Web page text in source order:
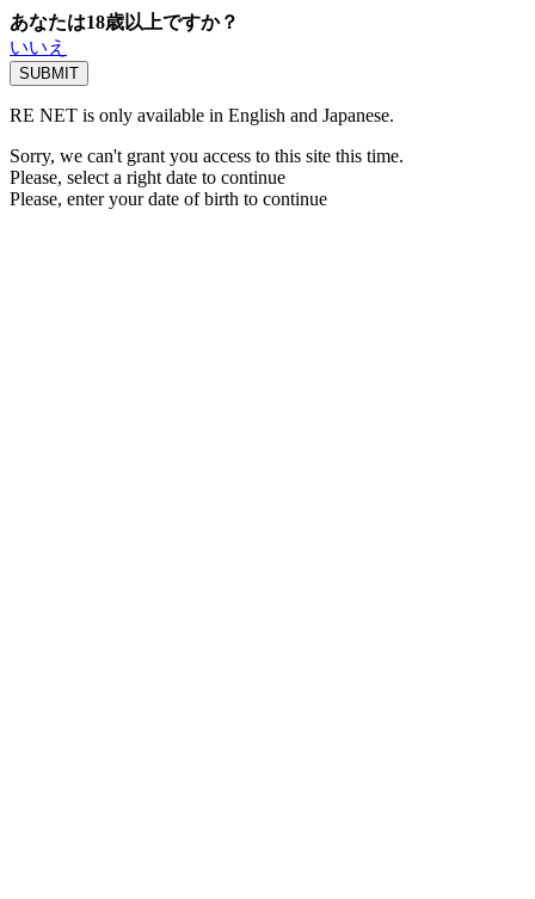
あなたは18歳以上ですか？
いいえ
RE NET is only available in English and Japanese.
Sorry, we can't grant you access to this site this time.
Please, select a right date to continue
Please, enter your date of birth to continue